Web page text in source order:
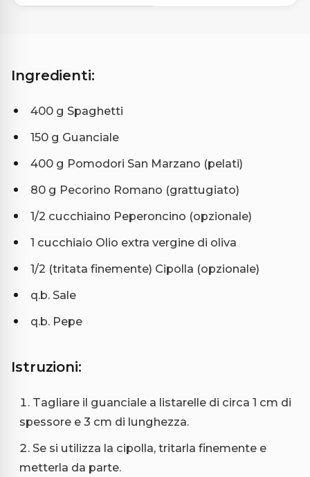
Ingredienti:
400 g Spaghetti
150 g Guanciale
400 g Pomodori San Marzano (pelati)
80 g Pecorino Romano (grattugiato)
1/2 cucchiaino Peperoncino (opzionale)
1 cucchiaio Olio extra vergine di oliva
1/2 (tritata finemente) Cipolla (opzionale)
q.b. Sale
q.b. Pepe
Istruzioni:
Tagliare il guanciale a listarelle di circa 1 cm di
spessore e 3 cm di lunghezza.
Se si utilizza la cipolla, tritarla finemente e
metterla da parte.